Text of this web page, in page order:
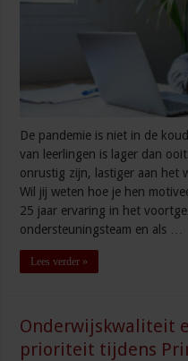
De pandemie is niet in de
van leerlingen is lager dan
onrustig zijn, lastiger aan het
Wil jij weten hoe je hen
25 jaar ervaring in het
ondersteuningsteam en als …
Lees verder »
Onderwijskwaliteit
prioriteit tijdens